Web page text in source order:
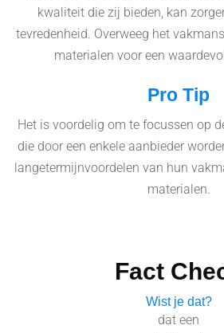
kwaliteit die zij bieden, kan
tevredenheid. Overweeg het
materialen voor een
Pro Tip
Het is voordelig om te focussen op
die door een enkele aanbieder
langetermijnvoordelen van hun
materialen.
Fact
Wist je dat?
dat een